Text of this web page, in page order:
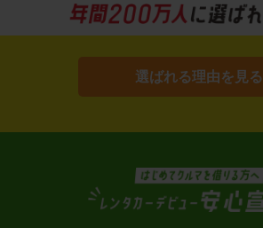
選ばれる理由を見る